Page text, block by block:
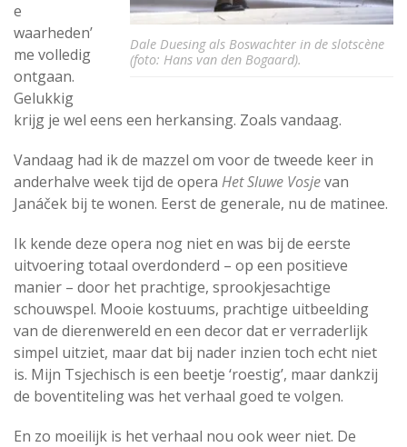
Dale Duesing als Boswachter in de slotscène
(foto: Hans van den Bogaard).
e
waarheden’
me volledig
ontgaan.
Gelukkig
krijg je wel eens een herkansing. Zoals vandaag.
Vandaag had ik de mazzel om voor de tweede keer in
anderhalve week tijd de opera Het Sluwe Vosjevan
Janáček bij te wonen. Eerst de generale, nu de matinee.
Ik kende deze opera nog niet en was bij de eerste
uitvoering totaal overdonderd – op een positieve
manier – door het prachtige, sprookjesachtige
schouwspel. Mooie kostuums, prachtige uitbeelding
van de dierenwereld en een decor dat er verraderlijk
simpel uitziet, maar dat bij nader inzien toch echt niet
is. Mijn Tsjechisch is een beetje ‘roestig’, maar dankzij
de boventiteling was het verhaal goed te volgen.
En zo moeilijk is het verhaal nou ook weer niet. De